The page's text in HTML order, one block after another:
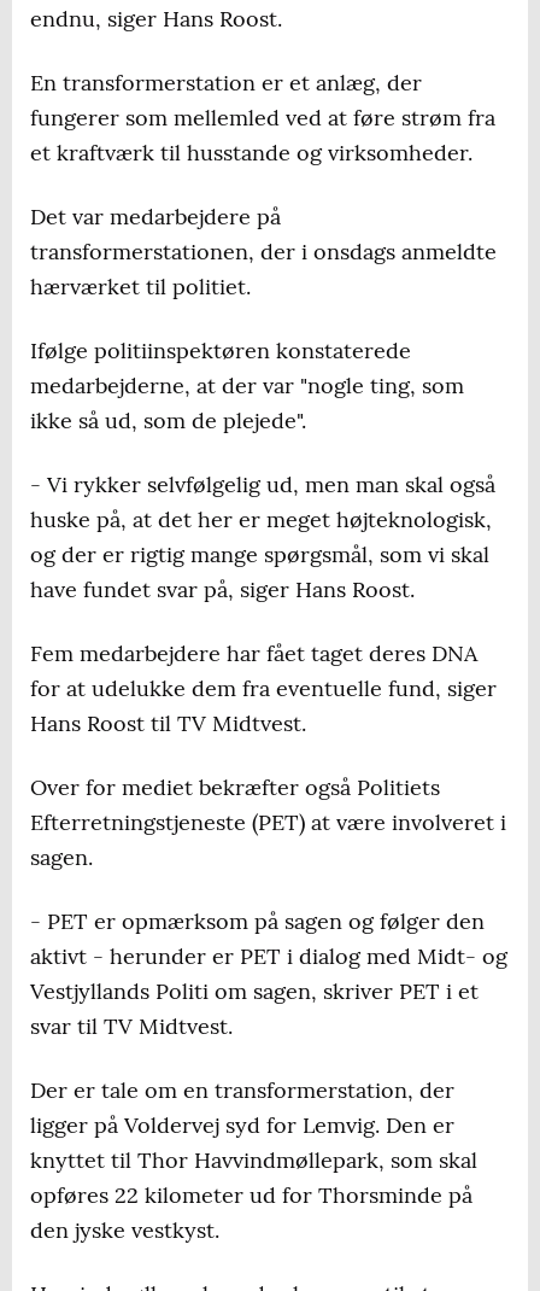
endnu, siger Hans Roost.
En transformerstation er et anlæg, der
fungerer som mellemled ved at føre strøm fra
et kraftværk til husstande og virksomheder.
Det var medarbejdere på
transformerstationen, der i onsdags anmeldte
hærværket til politiet.
Ifølge politiinspektøren konstaterede
medarbejderne, at der var "nogle ting, som
ikke så ud, som de plejede".
- Vi rykker selvfølgelig ud, men man skal også
huske på, at det her er meget højteknologisk,
og der er rigtig mange spørgsmål, som vi skal
have fundet svar på, siger Hans Roost.
Fem medarbejdere har fået taget deres DNA
for at udelukke dem fra eventuelle fund, siger
Hans Roost til TV Midtvest.
Over for mediet bekræfter også Politiets
Efterretningstjeneste (PET) at være involveret i
sagen.
- PET er opmærksom på sagen og følger den
aktivt - herunder er PET i dialog med Midt- og
Vestjyllands Politi om sagen, skriver PET i et
svar til TV Midtvest.
Der er tale om en transformerstation, der
ligger på Voldervej syd for Lemvig. Den er
knyttet til Thor Havvindmøllepark, som skal
opføres 22 kilometer ud for Thorsminde på
den jyske vestkyst.